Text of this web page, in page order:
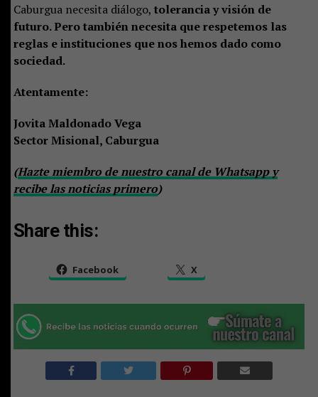
Caburgua necesita diálogo, tolerancia y visión de
futuro. Pero también necesita que respetemos las
reglas e instituciones que nos hemos dado como
sociedad.
Atentamente:
Jovita Maldonado Vega
Sector Misional, Caburgua
(Hazte miembro de nuestro canal de Whatsapp y
recibe las noticias primero)
Share this:
Facebook X